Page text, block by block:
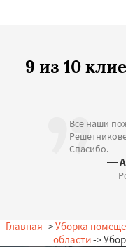
9 из 10
Все наши
Спасибо.
—
Главная ->Уборка
области->